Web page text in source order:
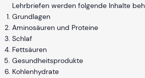
Lehrbriefen werden folgende Inhalte
Grundlagen
Aminosäuren und Proteine
Schlaf
Fettsäuren
Gesundheitsprodukte
Kohlenhydrate